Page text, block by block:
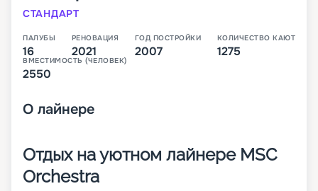
СТАНДАРТ
ПАЛУБЫ
16
РЕНОВАЦИЯ
2021
ГОД ПОСТРОЙКИ
2007
КОЛИЧЕСТВО КАЮТ
1275
ВМЕСТИМОСТЬ (ЧЕЛОВЕК)
2550
О лайнере
Отдых на уютном лайнере MSC
Orchestra